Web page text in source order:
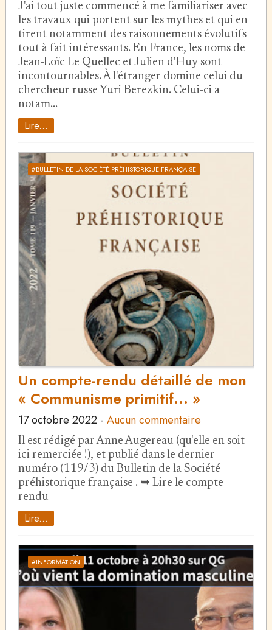
J'ai tout juste commencé à me familiariser avec
les travaux qui portent sur les mythes et qui en
tirent notamment des raisonnements évolutifs
tout à fait intéressants. En France, les noms de
Jean-Loïc Le Quellec et Julien d'Huy sont
incontournables. À l'étranger domine celui du
chercheur russe Yuri Berezkin. Celui-ci a
notam…
Lire...
#BULLETIN DE LA SOCIÉTÉ PRÉHISTORIQUE FRANÇAISE
Un compte-rendu détaillé de mon
« Communisme primitif... »
17 octobre 2022- Aucun commentaire
Il est rédigé par Anne Augereau (qu'elle en soit
ici remerciée !), et publié dans le dernier
numéro (119/3) du Bulletin de la Société
préhistorique française . ➥ Lire le compte-
rendu
Lire...
#INFORMATION